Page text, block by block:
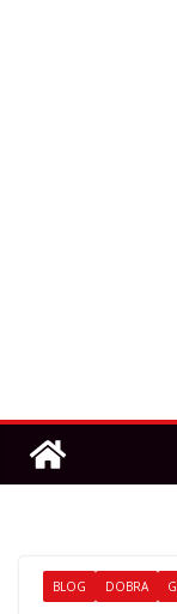
BLOG DOBRA